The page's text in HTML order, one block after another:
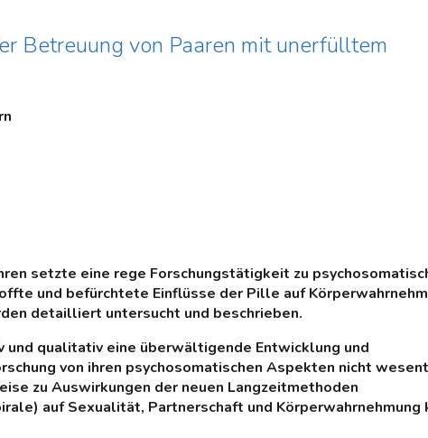
Betreuung von Paaren mit unerfülltem
setzte eine rege Forschungstätigkeit zu
und befürchtete Einflüsse der Pille auf
detailliert untersucht und beschrieben.
qualitativ eine überwältigende Entwicklung und
von ihren psychosomatischen Aspekten nicht
zu Auswirkungen der neuen Langzeitmethoden
auf Sexualität, Partnerschaft und Körperwahrnehmung